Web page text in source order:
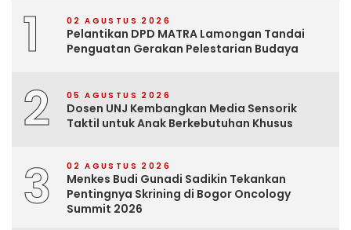
1 02 AGUSTUS 2026
Pelantikan DPD MATRA Lamongan Tandai
Penguatan Gerakan Pelestarian Budaya
2 05 AGUSTUS 2026
Dosen UNJ Kembangkan Media Sensorik
Taktil untuk Anak Berkebutuhan Khusus
3 02 AGUSTUS 2026
Menkes Budi Gunadi Sadikin Tekankan
Pentingnya Skrining di Bogor Oncology
Summit 2026